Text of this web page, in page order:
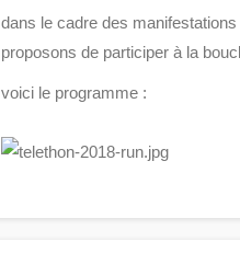
dans le cadre des
proposons de participer à la
voici le programme :